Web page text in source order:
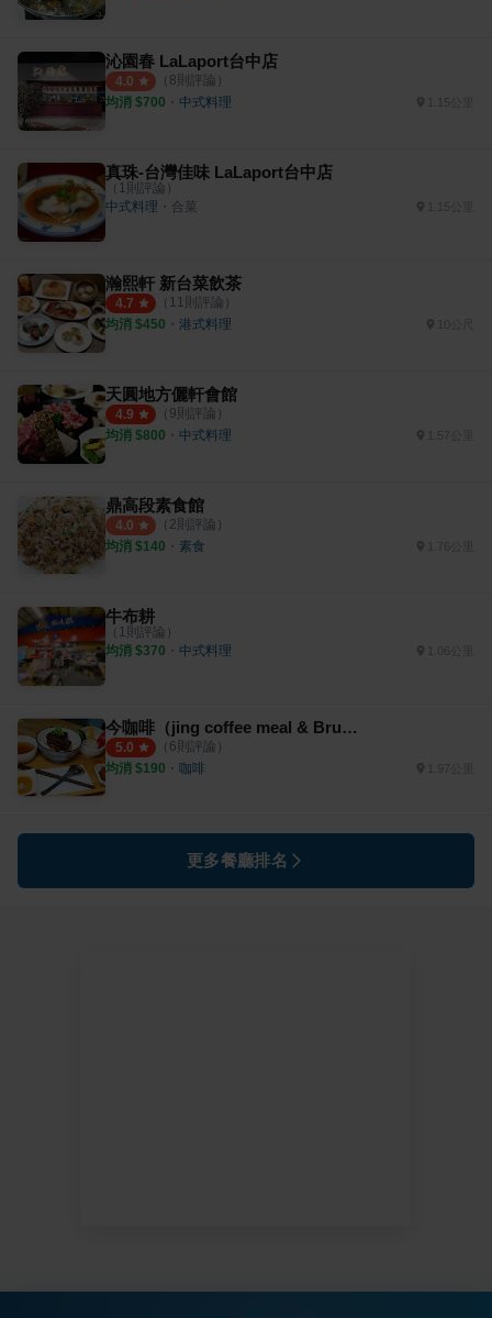
沁園春 LaLaport台中店
4.0 （ 8則評論）
均消 $700 ・ 中式料理 1.15公里
真珠-台灣佳味 LaLaport台中店
（ 1 則評論）
中式料理 ・ 合菜 1.15公里
瀚熙軒 新台菜飲茶
4.7 （ 11 則評論）
均消 $450 ・ 港式料理
天圓地方儷軒會館
4.9 （ 9則評論）
均消 $800 ・ 中式料理 1.57公里
鼎高段素食館
4.0 （ 2則評論）
均消 $140 ・ 素食
牛布耕
（ 1 則評論）
均消 $370 ・ 中式料理
今咖啡（jing coffee meal & Brunch)
5.0 （ 6則評論）
均消 $190 ・ 咖啡
更多餐廳排名